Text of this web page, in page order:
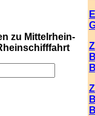
zu Mittelrhein-